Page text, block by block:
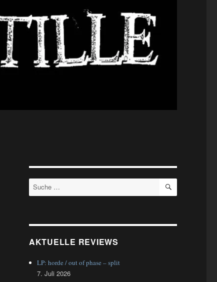
Suche
nach:
SUCHEN
AKTUELLE REVIEWS
LP: horde / out of phase – split
7. Juli 2026